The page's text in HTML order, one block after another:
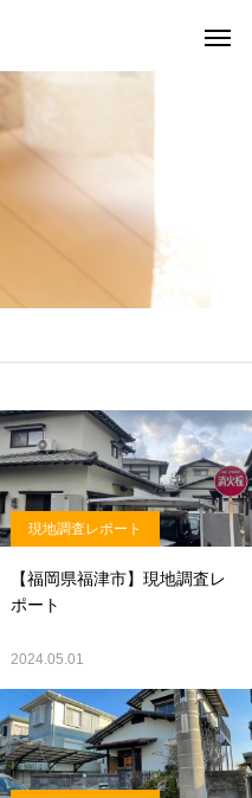
現地調査レポート
【福岡県福津市】現地調査レ
ポート
2024.05.01